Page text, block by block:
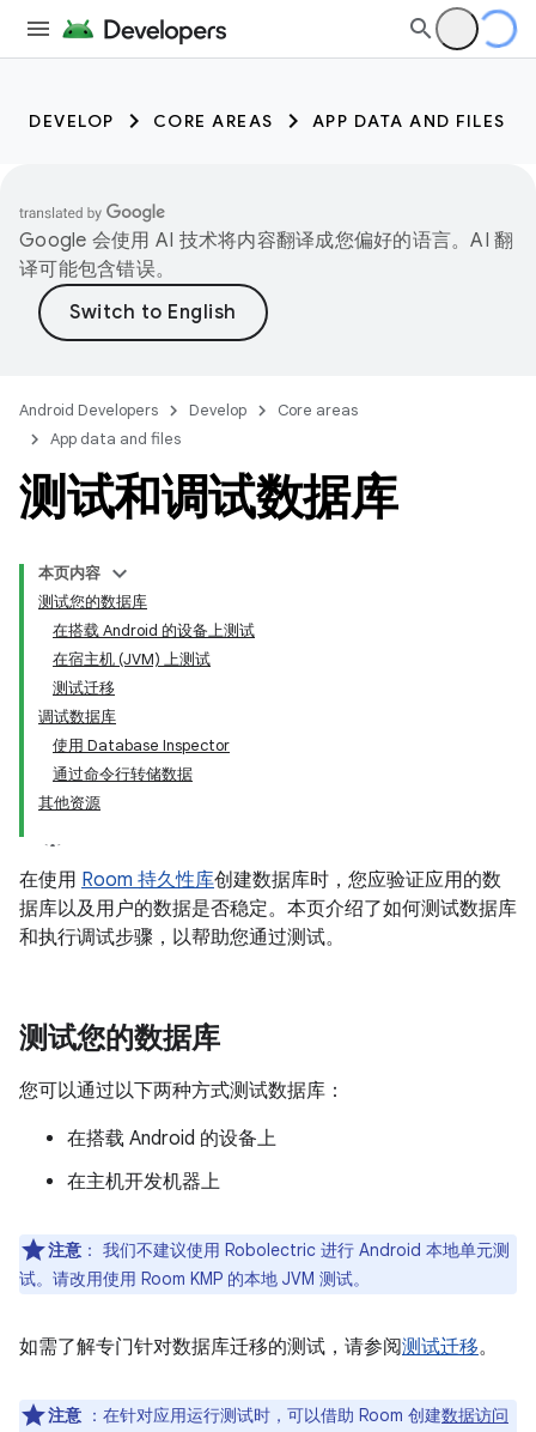
DEVELOP CORE AREAS APP DATA AND FILES
Google 会使用 AI 技术将内容翻译成您偏好的语言。AI 翻
译可能包含错误。
Android Developers Develop
Core areas
App data and files
测试和调试数据库
本页内容
测试您的数据库
在搭载 Android 的设备上测试
在宿主机 (JVM) 上测试
测试迁移
调试数据库
使用 Database Inspector
通过命令行转储数据
其他资源
在使用 Room 持久性库创建数据库时，您应验证应用的数
据库以及用户的数据是否稳定。本页介绍了如何测试数据库
和执行调试步骤，以帮助您通过测试。
测试您的数据库
您可以通过以下两种方式测试数据库：
在搭载 Android 的设备上
在主机开发机器上
注意 ： 我们不建议使用 Robolectric 进行 Android 本地单元测
试。请改用使用 Room KMP 的本地 JVM 测试。
如需了解专门针对数据库迁移的测试，请参阅测试迁移。
注意 ：在针对应用运行测试时，可以借助 Room 创建数据访问